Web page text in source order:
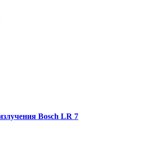
Bosch LR 7